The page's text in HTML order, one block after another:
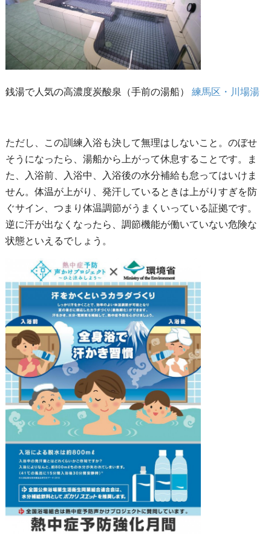
銭湯で人気の高濃度炭酸泉（手前の湯船） 練馬区・川場湯
ただし、この訓練入浴も決して無理はしないこと。のぼせ
そうになったら、湯船から上がって休息することです。ま
た、入浴前、入浴中、入浴後の水分補給も怠ってはいけま
せん。体温が上がり、発汗しているときは上がりすぎを防
ぐサイン、つまり体温調節がうまくいっている証拠です。
逆に汗が出なくなったら、調節機能が働いていない危険な
状態といえるでしょう。